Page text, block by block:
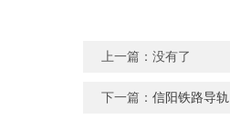
上一篇：没有了
下一篇： 信阳铁路导轨